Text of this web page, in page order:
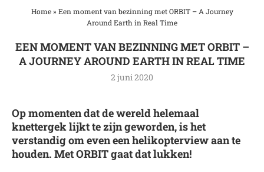
Home» Een moment van bezinning met ORBIT – A Journey
Around Earth in Real Time
EEN MOMENT VAN BEZINNING MET ORBIT –
A JOURNEY AROUND EARTH IN REAL TIME
2 juni 2020
Op momenten dat de wereld helemaal
knettergek lijkt te zijn geworden, is het
verstandig om even een helikopterview aan te
houden. Met ORBIT gaat dat lukken!